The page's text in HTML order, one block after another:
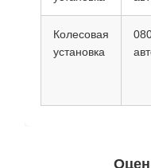
Колесовая
установка